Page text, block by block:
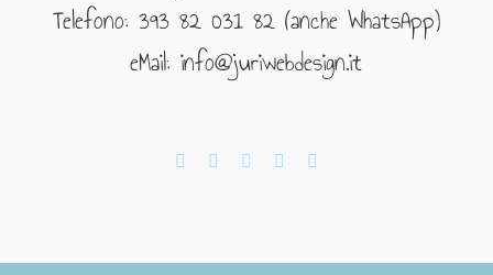
Telefono: 393 82 031 82 (anche WhatsApp)
eMail: info@juriwebdesign.it